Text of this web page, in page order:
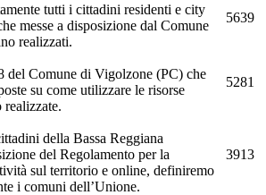
tutti i cittadini residenti e city
messe a disposizione dal Comune
realizzati.
5639
del Comune di Vigolzone (PC) che
su come utilizzare le risorse
realizzate.
5281
della Bassa Reggiana
del Regolamento per la
sul territorio e online, definiremo
i comuni dell’Unione.
3913